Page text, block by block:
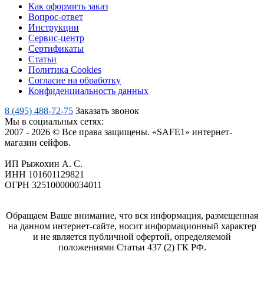
Как оформить заказ
Вопрос-ответ
Инструкции
Сервис-центр
Сертификаты
Статьи
Политика Cookies
Согласие на обработку
Конфиденциальность данных
8 (495) 488-72-75 Заказать звонок
Мы в социальных сетях:
2007 - 2026 © Все права защищены. «SAFE1» интернет-
магазин сейфов.
ИП Рыжохин А. С.
ИНН 101601129821
ОГРН 325100000034011
Обращаем Ваше внимание, что вся информация, размещенная
на данном интернет-сайте, носит информационный характер
и не является публичной офертой, определяемой
положениями Статьи 437 (2) ГК РФ.